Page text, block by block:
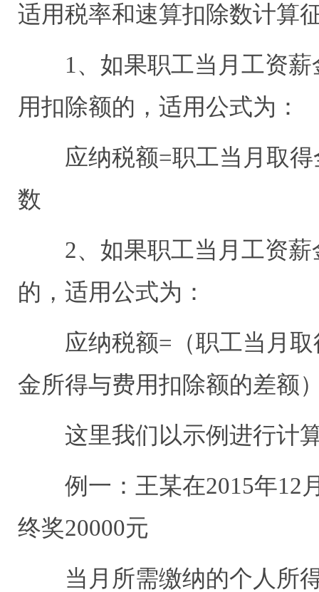
适用税率和速算扣除数计算
1、 如果职工当月工资
用扣除额的，适用公式为：
应纳税额=职工当月取
数
2、 如果职工当月工资
的，适用公式为：
应纳税额= （职工当月
金所得与费用扣除额的差额
这里我们以示例进行计
例一：王某在2015年12
终奖20000元
当月所需缴纳的个人所